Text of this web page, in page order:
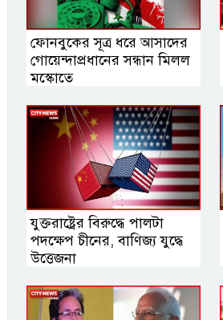
ফোনবুকের সূত্র ধরে আসাদের
গোয়েন্দাপ্রধানের সন্ধান মিলল
মস্কোতে
যুক্তরাষ্ট্রের বিরুদ্ধে পালটা
পদক্ষেপ চীনের, বাণিজ্য যুদ্ধে
‍উত্তেজনা